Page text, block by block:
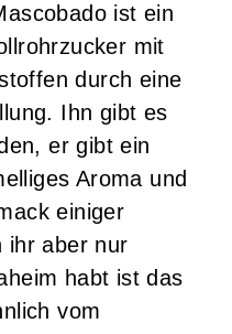
ist ein
mit
durch eine
Ihn gibt es
er gibt ein
Aroma und
einiger
ihr aber nur
habt ist das
vom